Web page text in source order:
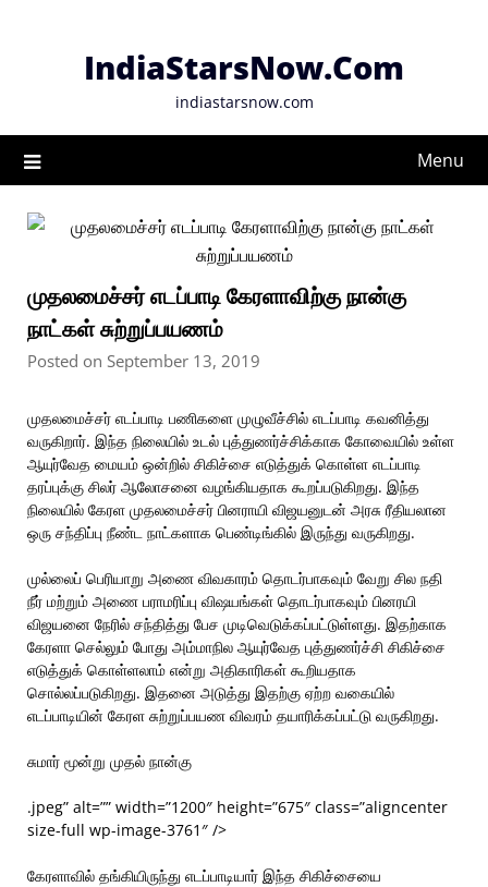
IndiaStarsNow.Com
indiastarsnow.com
Menu
முதலமைச்சர் எடப்பாடி கேரளாவிற்கு நான்கு
நாட்கள் சுற்றுப்பயணம்
Posted on September 13, 2019
முதலமைச்சர் எடப்பாடி பணிகளை முழுவீச்சில் எடப்பாடி கவனித்து
வருகிறார். இந்த நிலையில் உடல் புத்துணர்ச்சிக்காக கோவையில் உள்ள
ஆயுர்வேத மையம் ஒன்றில் சிகிச்சை எடுத்துக் கொள்ள எடப்பாடி
தரப்புக்கு சிலர் ஆலோசனை வழங்கியதாக கூறப்படுகிறது. இந்த
நிலையில் கேரள முதலமைச்சர் பினராயி விஜயனுடன் அரசு ரீதியலான
ஒரு சந்திப்பு நீண்ட நாட்களாக பெண்டிங்கில் இருந்து வருகிறது.
முல்லைப் பெரியாறு அணை விவகாரம் தொடர்பாகவும் வேறு சில நதி
நீர் மற்றும் அணை பராமரிப்பு விஷயங்கள் தொடர்பாகவும் பினரயி
விஜயனை நேரில் சந்தித்து பேச முடிவெடுக்கப்பட்டுள்ளது. இதற்காக
கேரளா செல்லும் போது அம்மாநில ஆயுர்வேத புத்துணர்ச்சி சிகிச்சை
எடுத்துக் கொள்ளலாம் என்று அதிகாரிகள் கூறியதாக
சொல்லப்படுகிறது. இதனை அடுத்து இதற்கு ஏற்ற வகையில்
எடப்பாடியின் கேரள சுற்றுப்பயண விவரம் தயாரிக்கப்பட்டு வருகிறது.
சுமார் மூன்று முதல் நான்கு
.jpeg” alt=”” width=”1200″ height=”675″ class=”aligncenter
size-full wp-image-3761″ />
கேரளாவில் தங்கியிருந்து எடப்பாடியார் இந்த சிகிச்சையை